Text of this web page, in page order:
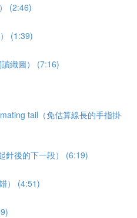
(2:46)
(1:39)
織圖） (7:16)
tail（免估算線長的手指掛
針後的下一段） (6:19)
） (4:51)